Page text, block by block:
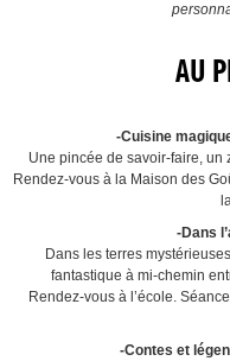
AU
-Cuisine
Une pincée de savoir-faire,
Rendez-vous à la Maison des
-Dans
Dans les terres
fantastique à mi-chemin
Rendez-vous à l’école.
-Contes et